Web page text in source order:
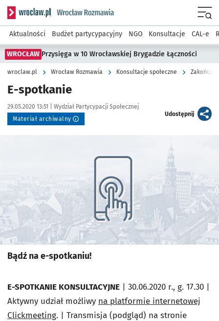
Serwis informacyjny wroclaw.pl podserwis: Rozmawia
Aktualności Budżet partycypacyjny NGO Konsultacje CAL-e
WROCŁAW Przysięga w 10 Wrocławskiej Brygadzie Łączności
wroclaw.pl Wrocław Rozmawia Konsultacje społeczne
E-spotkanie
Data publikacji:
29.05.2020 13:51 | Autor:
Wydział Partycypacji Społecznej
Materiał archiwalny
Udostępnijartykuł
Bądź na e-spotkaniu!
E-SPOTKANIE KONSULTACYJNE | 30.06.2020 r., g. 17.30 |
Aktywny udział możliwy na platformie internetowej
Clickmeeting. | Transmisja (podgląd) na stronie